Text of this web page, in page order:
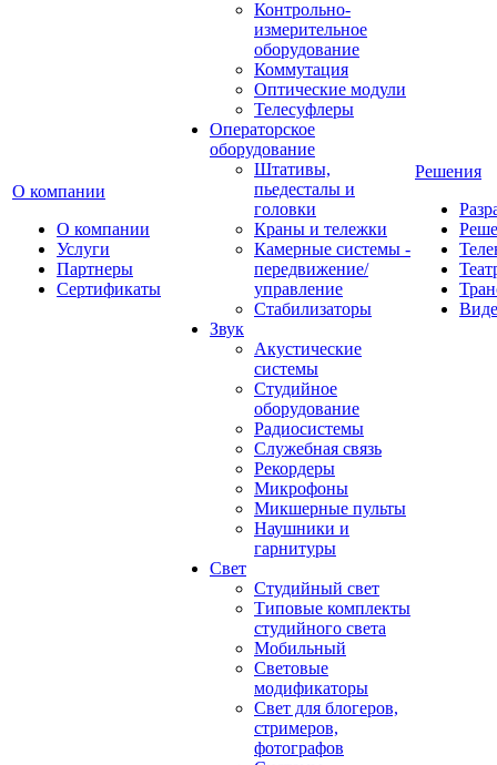
О компании
О компании
Услуги
Партнеры
Сертификаты
Контрольно-
измерительное
оборудование
Коммутация
Оптические модули
Телесуфлеры
Операторское
оборудование
Штативы,
пьедесталы и
головки
Краны и тележки
Камерные системы -
передвижение/
управление
Стабилизаторы
Звук
Акустические
системы
Студийное
оборудование
Радиосистемы
Служебная связь
Рекордеры
Микрофоны
Микшерные пульты
Наушники и
гарнитуры
Свет
Студийный свет
Типовые комплекты
студийного света
Мобильный
Световые
модификаторы
Свет для блогеров,
стримеров,
фотографов
Решения